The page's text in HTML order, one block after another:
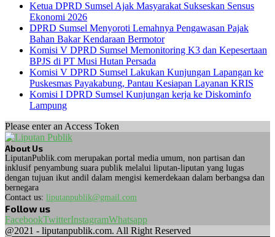
Ketua DPRD Sumsel Ajak Masyarakat Sukseskan Sensus
Ekonomi 2026
DPRD Sumsel Menyoroti Lemahnya Pengawasan Pajak
Bahan Bakar Kendaraan Bermotor
Komisi V DPRD Sumsel Memonitoring K3 dan Kepesertaan
BPJS di PT Musi Hutan Persada
Komisi V DPRD Sumsel Lakukan Kunjungan Lapangan ke
Puskesmas Payakabung, Pantau Kesiapan Layanan KRIS
Komisi I DPRD Sumsel Kunjungan kerja ke Diskominfo
Lampung
Please enter an Access Token
About Us
LiputanPublik.com merupakan portal media umum, non partisan dan
inklusif penyambung suara publik melalui liputan-liputan yang lugas
dengan tujuan ikut andil dalam mengisi kemerdekaan dalam berbangsa dan
bernegara
Contact us: liputanpublik@gmail.com
Follow us
FacebookTwitterInstagramWhatsapp
@2021 - liputanpublik.com. All Right Reserved